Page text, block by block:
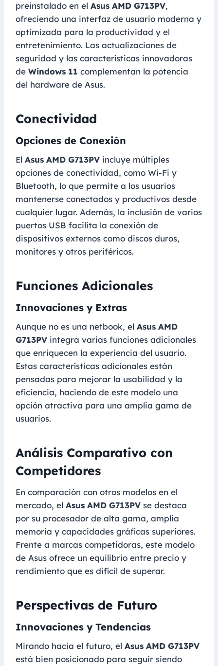
preinstalado en el Asus AMD G713PV,
ofreciendo una interfaz de usuario moderna y
optimizada para la productividad y el
entretenimiento. Las actualizaciones de
seguridad y las características innovadoras
de Windows 11 complementan la potencia
del hardware de Asus.
Conectividad
Opciones de Conexión
El Asus AMD G713PV incluye múltiples
opciones de conectividad, como Wi-Fi y
Bluetooth, lo que permite a los usuarios
mantenerse conectados y productivos desde
cualquier lugar. Además, la inclusión de varios
puertos USB facilita la conexión de
dispositivos externos como discos duros,
monitores y otros periféricos.
Funciones Adicionales
Innovaciones y Extras
Aunque no es una netbook, el Asus AMD
G713PV integra varias funciones adicionales
que enriquecen la experiencia del usuario.
Estas características adicionales están
pensadas para mejorar la usabilidad y la
eficiencia, haciendo de este modelo una
opción atractiva para una amplia gama de
usuarios.
Análisis Comparativo con
Competidores
En comparación con otros modelos en el
mercado, el Asus AMD G713PV se destaca
por su procesador de alta gama, amplia
memoria y capacidades gráficas superiores.
Frente a marcas competidoras, este modelo
de Asus ofrece un equilibrio entre precio y
rendimiento que es difícil de superar.
Perspectivas de Futuro
Innovaciones y Tendencias
Mirando hacia el futuro, el Asus AMD G713PV
está bien posicionado para seguir siendo